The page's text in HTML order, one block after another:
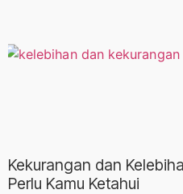
Kekurangan dan
Perlu Kamu Ketahui